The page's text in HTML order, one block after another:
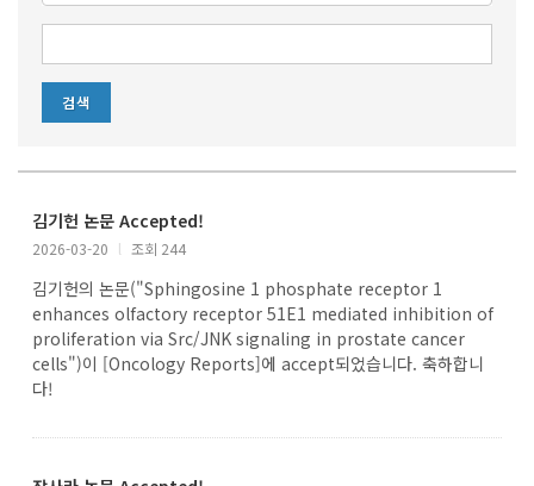
김기헌 논문 Accepted!
2026-03-20 l 조회 244
김기헌의 논문("Sphingosine 1 phosphate receptor 1
enhances olfactory receptor 51E1 mediated inhibition of
proliferation via Src/JNK signaling in prostate cancer
cells")이 [Oncology Reports]에 accept되었습니다. 축하합니
다!